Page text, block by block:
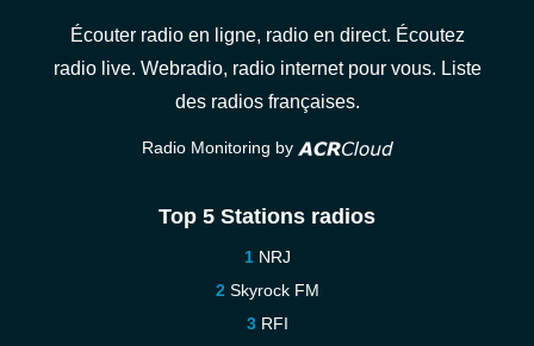
Écouter radio en ligne, radio en direct. Écoutez
radio live. Webradio, radio internet pour vous. Liste
des radios françaises.
Radio Monitoring by
Top 5 Stations radios
NRJ
Skyrock FM
RFI